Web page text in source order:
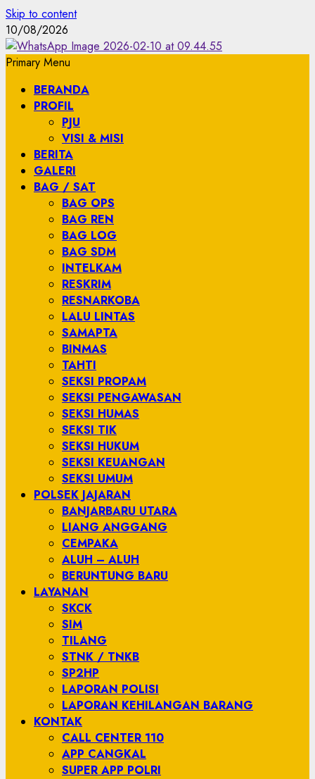
Skip to content
10/08/2026
Primary Menu
BERANDA
PROFIL
PJU
VISI & MISI
BERITA
GALERI
BAG / SAT
BAG OPS
BAG REN
BAG LOG
BAG SDM
INTELKAM
RESKRIM
RESNARKOBA
LALU LINTAS
SAMAPTA
BINMAS
TAHTI
SEKSI PROPAM
SEKSI PENGAWASAN
SEKSI HUMAS
SEKSI TIK
SEKSI HUKUM
SEKSI KEUANGAN
SEKSI UMUM
POLSEK JAJARAN
BANJARBARU UTARA
LIANG ANGGANG
CEMPAKA
ALUH – ALUH
BERUNTUNG BARU
LAYANAN
SKCK
SIM
TILANG
STNK / TNKB
SP2HP
LAPORAN POLISI
LAPORAN KEHILANGAN BARANG
KONTAK
CALL CENTER 110
APP CANGKAL
SUPER APP POLRI